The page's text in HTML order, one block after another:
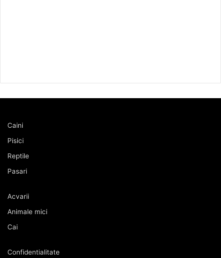
Caini
Pisici
Reptile
Pasari
Acvarii
Animale mici
Cai
Confidentialitate